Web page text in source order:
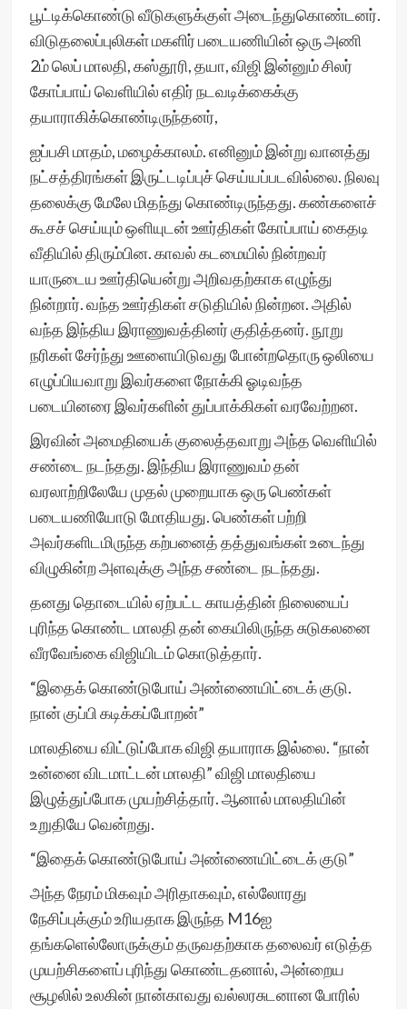
பூட்டிக்கொண்டு வீடுகளுக்குள் அடைந்துகொண்டனர்.
விடுதலைப்புலிகள் மகளிர் படையணியின் ஒரு அணி
2ம் லெப் மாலதி, கஸ்தூரி, தயா, விஜி இன்னும் சிலர்
கோப்பாய் வெளியில் எதிர் நடவடிக்கைக்கு
தயாராகிக்கொண்டிருந்தனர்,
ஐப்பசி மாதம், மழைக்காலம். எனினும் இன்று வானத்து
நட்சத்திரங்கள் இருட்டடிப்புச் செய்யப்படவில்லை. நிலவு
தலைக்கு மேலே மிதந்து கொண்டிருந்தது. கண்களைச்
கூசச் செய்யும் ஒளியுடன் ஊர்திகள் கோப்பாய் கைதடி
வீதியில் திரும்பின. காவல் கடமையில் நின்றவர்
யாருடைய ஊர்தியென்று அறிவதற்காக எழுந்து
நின்றார். வந்த ஊர்திகள் சடுதியில் நின்றன. அதில்
வந்த இந்திய இராணுவத்தினர் குதித்தனர். நூறு
நரிகள் சேர்ந்து ஊளையிடுவது போன்றதொரு ஒலியை
எழுப்பியவாறு இவர்களை நோக்கி ஓடிவந்த
படையினரை இவர்களின் துப்பாக்கிகள் வரவேற்றன.
இரவின் அமைதியைக் குலைத்தவாறு அந்த வெளியில்
சண்டை நடந்தது. இந்திய இராணுவம் தன்
வரலாற்றிலேயே முதல் முறையாக ஒரு பெண்கள்
படையணியோடு மோதியது. பெண்கள் பற்றி
அவர்களிடமிருந்த கற்பனைத் தத்துவங்கள் உடைந்து
விழுகின்ற அளவுக்கு அந்த சண்டை நடந்தது.
தனது தொடையில் ஏற்பட்ட காயத்தின் நிலையைப்
புரிந்த கொண்ட மாலதி தன் கையிலிருந்த சுடுகலனை
வீரவேங்கை விஜியிடம் கொடுத்தார்.
“இதைக் கொண்டுபோய் அண்ணையிட்டைக் குடு.
நான் குப்பி கடிக்கப்போறன்”
மாலதியை விட்டுப்போக விஜி தயாராக இல்லை. “நான்
உன்னை விடமாட்டன் மாலதி” விஜி மாலதியை
இழுத்துப்போக முயற்சித்தார். ஆனால் மாலதியின்
உறுதியே வென்றது.
“இதைக் கொண்டுபோய் அண்ணையிட்டைக் குடு”
அந்த நேரம் மிகவும் அரிதாகவும், எல்லோரது
நேசிப்புக்கும் உரியதாக இருந்த M16ஐ
தங்களெல்லோருக்கும் தருவதற்காக தலைவர் எடுத்த
முயற்சிகளைப் புரிந்து கொண்டதனால், அன்றைய
சூழலில் உலகின் நான்காவது வல்லரசுடனான போரில்